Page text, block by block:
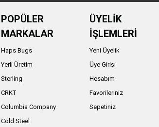
POPÜLER
MARKALAR
Haps Bugs
Yerli Üretim
Sterling
CRKT
Columbia Company
Cold Steel
ÜYELİK
İŞLEMLERİ
Yeni Üyelik
Üye Girişi
Hesabım
Favorileriniz
Sepetiniz